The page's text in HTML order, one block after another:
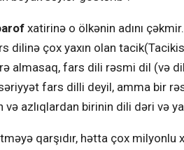
xatirinə o ölkənin adını
dilinə çox yaxın olan
almasaq, fars dili rəsmi dil (və
fars dilli deyil, amma bir
azlıqlardan birinin dili dəri və
qarşıdır, hətta çox milyonlu